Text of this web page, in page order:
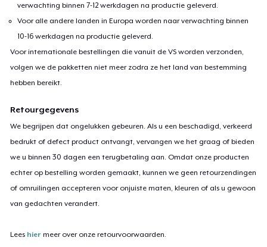
verwachting binnen 7-12 werkdagen na productie geleverd.
Voor alle andere landen in Europa worden naar verwachting binnen
10-16 werkdagen na productie geleverd.
Voor internationale bestellingen die vanuit de VS worden verzonden,
volgen we de pakketten niet meer zodra ze het land van bestemming
hebben bereikt.
Retourgegevens
We begrijpen dat ongelukken gebeuren. Als u een beschadigd, verkeerd
bedrukt of defect product ontvangt, vervangen we het graag of bieden
we u binnen 30 dagen een terugbetaling aan. Omdat onze producten
echter op bestelling worden gemaakt, kunnen we geen retourzendingen
of omruilingen accepteren voor onjuiste maten, kleuren of als u gewoon
van gedachten verandert.
Lees hier meer over onze retourvoorwaarden.
US$ 24,49
Classic Long Sleeve Tee
US$ 28,99